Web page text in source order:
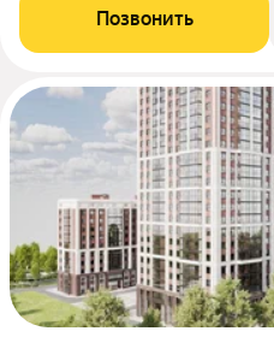
Позвонить